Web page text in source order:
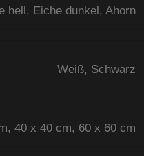
hell, Eiche dunkel, Ahorn
Weiß, Schwarz
, 40 x 40 cm, 60 x 60 cm